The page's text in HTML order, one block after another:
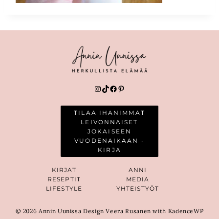
Instagram
TikTok
Facebook
Pinterest
TILAA IHANIMMAT
LEIVONNAISET
JOKAISEEN
VUODENAIKAAN -
KIRJA
KIRJAT
RESEPTIT
LIFESTYLE
ANNI
MEDIA
YHTEISTYÖT
© 2026 Annin Uunissa Design Veera Rusanen with KadenceWP